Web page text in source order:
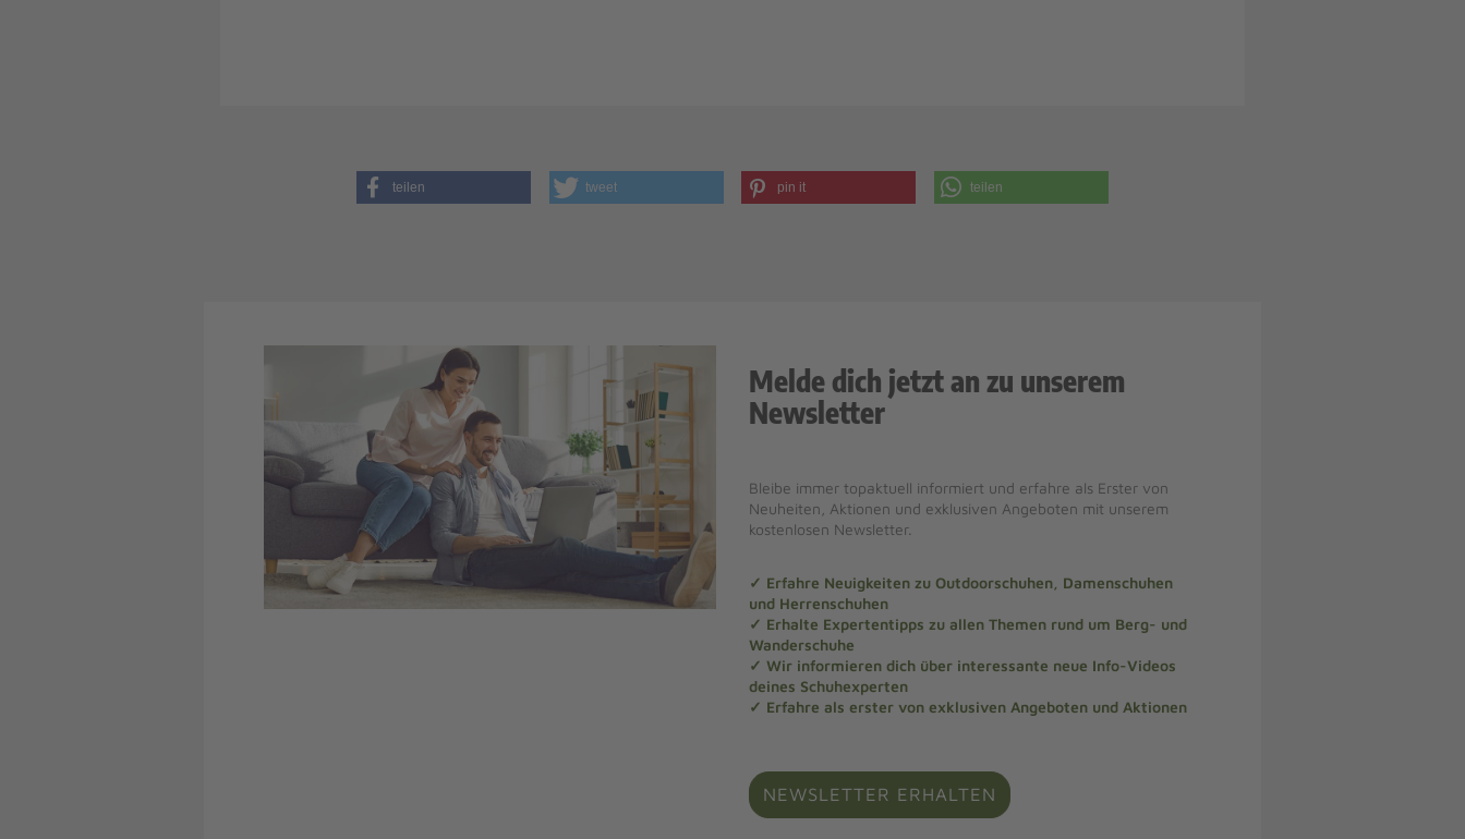
teilen tweet pin it teilen
Melde dich jetzt an zu unserem
Newsletter
Bleibe immer topaktuell informiert und erfahre als Erster von
Neuheiten, Aktionen und exklusiven Angeboten mit unserem
kostenlosen Newsletter.
✓ Erfahre Neuigkeiten zu Outdoorschuhen, Damenschuhen
und Herrenschuhen
✓ Erhalte Expertentipps zu allen Themen rund um Berg- und
Wanderschuhe
✓ Wir informieren dich über interessante neue Info-Videos
deines Schuhexperten
✓ Erfahre als erster von exklusiven Angeboten und Aktionen
NEWSLETTER ERHALTEN